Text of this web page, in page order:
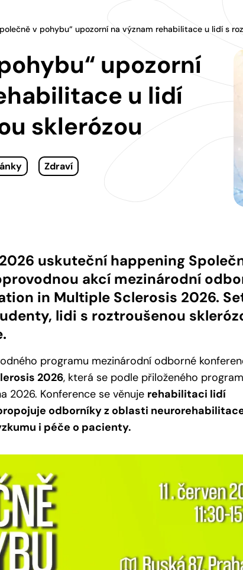
v pohybu“ upozorní na význam rehabilitace u lidí s
upozorní
u lidí
sklerózou
Zdraví
2026 uskuteční happening
akcí mezinárodní
in Multiple Sclerosis 2026.
lidi s roztroušenou
programu mezinárodní odborné
2026, která se podle přiloženého
2026. Konference se věnuje rehabilitaci lidí
odborníky z oblasti
i péče o pacienty.